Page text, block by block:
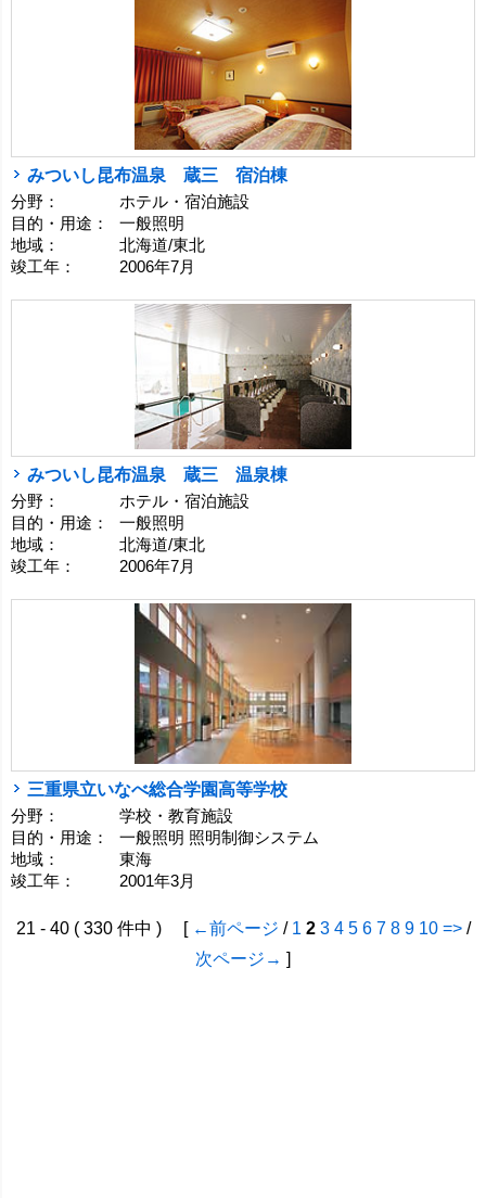
みついし昆布温泉 蔵三 宿泊棟
分野：
ホテル・宿泊施設
目的・用途：
一般照明
地域：
北海道/東北
竣工年：
2006年7月
みついし昆布温泉 蔵三 温泉棟
分野：
ホテル・宿泊施設
目的・用途：
一般照明
地域：
北海道/東北
竣工年：
2006年7月
三重県立いなべ総合学園高等学校
分野：
学校・教育施設
目的・用途：
一般照明 照明制御システム
地域：
東海
竣工年：
2001年3月
21 - 40 ( 330 件中 ) [ ←前ページ / 1 2 3 4 5 6 7 8 9 10 =>/
次ページ→ ]